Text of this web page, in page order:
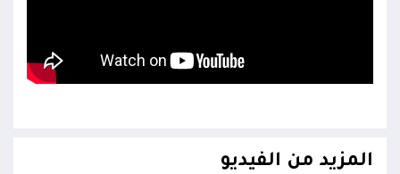
المزيد من الفيديو